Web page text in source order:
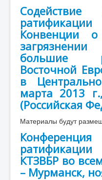
Конвенции о
большие
Восточной
в
марта 2013
(Российская
Материалы будут
КТЗВБР во
– Мурманск,